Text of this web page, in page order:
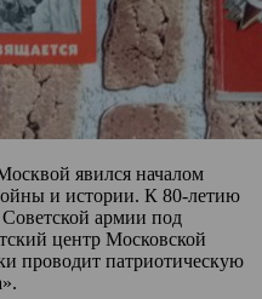
явился началом
и истории. К 80-летию
Советской армии под
центр Московской
проводит патриотическую